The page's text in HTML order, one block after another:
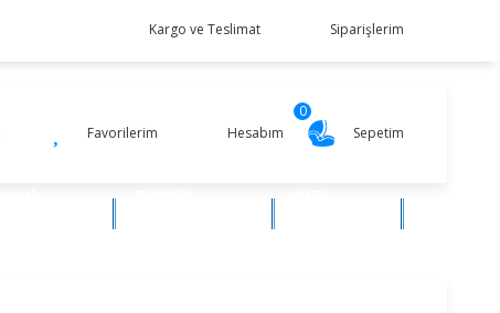
Kargo ve Teslimat Siparişlerim
Favorilerim Hesabım
0
Sepetim